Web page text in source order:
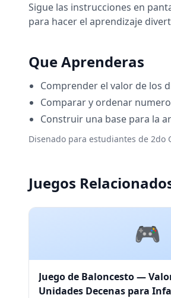
Sigue las instrucciones en
para hacer el aprendizaje
Que Aprenderas
Comprender el valor de los
Comparar y ordenar
Construir una base para la
Disenado para estudiantes de 2do
Juegos
🎮
Juego de Baloncesto —
Unidades Decenas para